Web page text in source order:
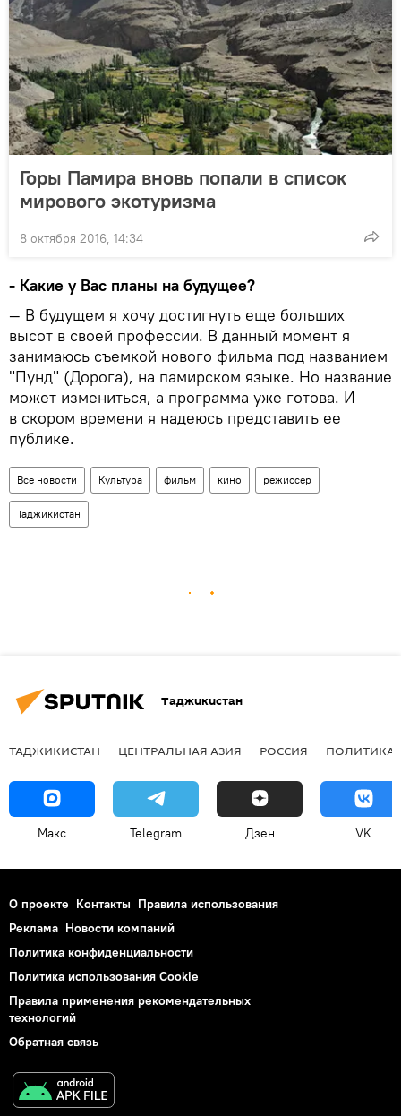
Горы Памира вновь попали в список
мирового экотуризма
8 октября 2016, 14:34
- Какие у Вас планы на будущее?
— В будущем я хочу достигнуть еще больших
высот в своей профессии. В данный момент я
занимаюсь съемкой нового фильма под названием
"Пунд" (Дорога), на памирском языке. Но название
может измениться, а программа уже готова. И
в скором времени я надеюсь представить ее
публике.
Все новости Культура фильм кино режиссер
Таджикистан
Таджикистан
ТАДЖИКИСТАН ЦЕНТРАЛЬНАЯ АЗИЯ РОССИЯ ПОЛИТИКА
Макс Telegram Дзен VK
О проекте Контакты Правила использования
Реклама Новости компаний
Политика конфиденциальности
Политика использования Cookie
Правила применения рекомендательных
технологий
Обратная связь